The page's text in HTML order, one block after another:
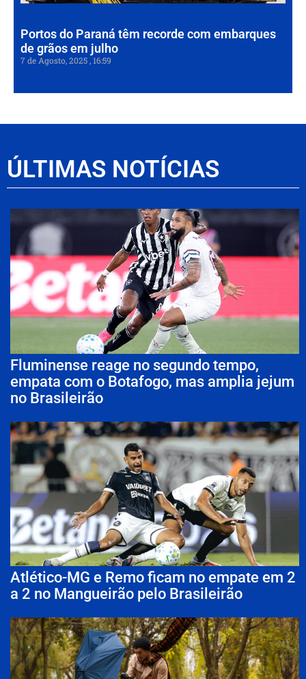
Portos do Paraná têm recorde com embarques
de grãos em julho
7 de Agosto, 2025 16:59
ÚLTIMAS NOTÍCIAS
Fluminense reage no segundo tempo,
empata com o Botafogo, mas amplia jejum
no Brasileirão
Atlético-MG e Remo ficam no empate em 2
a 2 no Mangueirão pelo Brasileirão